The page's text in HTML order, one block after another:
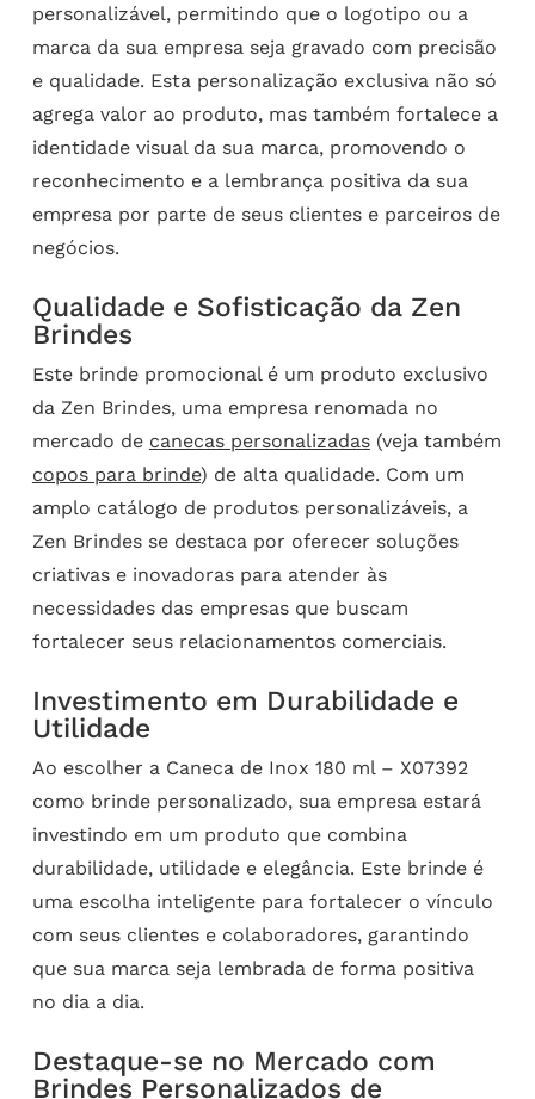
personalizável, permitindo que o logotipo ou a
marca da sua empresa seja gravado com precisão
e qualidade. Esta personalização exclusiva não só
agrega valor ao produto, mas também fortalece a
identidade visual da sua marca, promovendo o
reconhecimento e a lembrança positiva da sua
empresa por parte de seus clientes e parceiros de
negócios.
Qualidade e Sofisticação da Zen
Brindes
Este brinde promocional é um produto exclusivo
da Zen Brindes, uma empresa renomada no
mercado de canecas personalizadas(veja também
copos para brinde) de alta qualidade. Com um
amplo catálogo de produtos personalizáveis, a
Zen Brindes se destaca por oferecer soluções
criativas e inovadoras para atender às
necessidades das empresas que buscam
fortalecer seus relacionamentos comerciais.
Investimento em Durabilidade e
Utilidade
Ao escolher a Caneca de Inox 180 ml – X07392
como brinde personalizado, sua empresa estará
investindo em um produto que combina
durabilidade, utilidade e elegância. Este brinde é
uma escolha inteligente para fortalecer o vínculo
com seus clientes e colaboradores, garantindo
que sua marca seja lembrada de forma positiva
no dia a dia.
Destaque-se no Mercado com
Brindes Personalizados de